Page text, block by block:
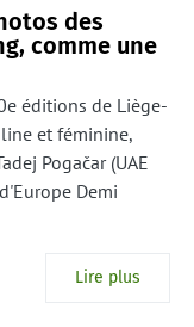
des
comme une
éditions de Liège-
et féminine,
Pogačar (UAE
Demi
Lire plus